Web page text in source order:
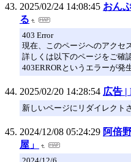
2025/02/24 14:08:45 おん
る
403 Error
現在、このページへのアクセ
詳しくは以下のページをご確
403ERRORというエラーが発
2025/02/20 14:28:54 広告 |
新しいページにリダイレクト
2024/12/08 05:24:29 阿倍
屋」